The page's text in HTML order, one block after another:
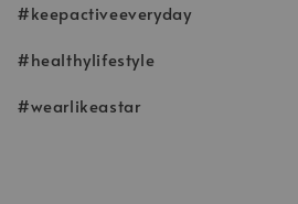
#keepactiveeveryday
#healthylifestyle
#wearlikeastar